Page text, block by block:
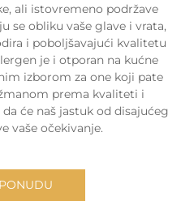
ali istovremeno podržave
se obliku vaše glave i vrata,
i poboljšavajući kvalitetu
je i otporan na kućne
izborom za one koji pate
prema kvaliteti i
će naš jastuk od disajućeg
vaše očekivanje.